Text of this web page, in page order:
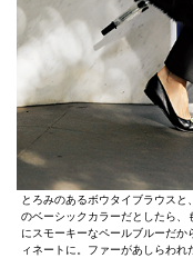
とろみのあるボウタイブラウス
のベーシックカラーだとしたら、
にスモーキーなペールブルーだ
ィネートに。ファーがあしらわ